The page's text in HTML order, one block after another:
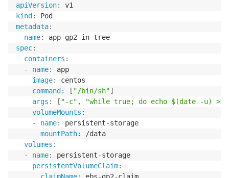
apiVersion:
kind :
metadata:
name: app-gp2-in-
spec:
containers :
-
name:
app
image:
centos
command : [ "/bin/sh"]
args : [ "-c" ,
"while true; do echo $(date -u)
volumeMounts :
-
name: persistent-storage
mountPath:
/data
volumes :
-
name: persistent-storage
persistentVolumeClaim: